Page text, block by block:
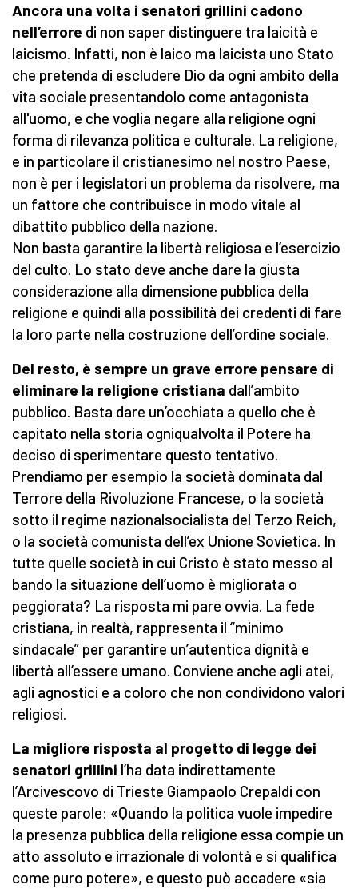
Ancora una volta i senatori grillini cadono
nell’errore di non saper distinguere tra laicità e
laicismo. Infatti, non è laico ma laicista uno Stato
che pretenda di escludere Dio da ogni ambito della
vita sociale presentandolo come antagonista
all'uomo, e che voglia negare alla religione ogni
forma di rilevanza politica e culturale. La religione,
e in particolare il cristianesimo nel nostro Paese,
non è per i legislatori un problema da risolvere, ma
un fattore che contribuisce in modo vitale al
dibattito pubblico della nazione.
Non basta garantire la libertà religiosa e l’esercizio
del culto. Lo stato deve anche dare la giusta
considerazione alla dimensione pubblica della
religione e quindi alla possibilità dei credenti di fare
la loro parte nella costruzione dell’ordine sociale.
Del resto, è sempre un grave errore pensare di
eliminare la religione cristiana dall’ambito
pubblico. Basta dare un’occhiata a quello che è
capitato nella storia ogniqualvolta il Potere ha
deciso di sperimentare questo tentativo.
Prendiamo per esempio la società dominata dal
Terrore della Rivoluzione Francese, o la società
sotto il regime nazionalsocialista del Terzo Reich,
o la società comunista dell’ex Unione Sovietica. In
tutte quelle società in cui Cristo è stato messo al
bando la situazione dell’uomo è migliorata o
peggiorata? La risposta mi pare ovvia. La fede
cristiana, in realtà, rappresenta il “minimo
sindacale” per garantire un’autentica dignità e
libertà all’essere umano. Conviene anche agli atei,
agli agnostici e a coloro che non condividono valori
religiosi.
La migliore risposta al progetto di legge dei
senatori grillini l’ha data indirettamente
l’Arcivescovo di Trieste Giampaolo Crepaldi con
queste parole: «Quando la politica vuole impedire
la presenza pubblica della religione essa compie un
atto assoluto e irrazionale di volontà e si qualifica
come puro potere», e questo può accadere «sia